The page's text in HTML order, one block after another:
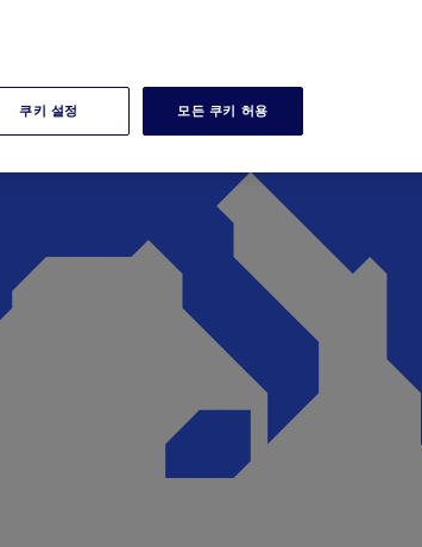
쿠키 설정 모든 쿠키 허용